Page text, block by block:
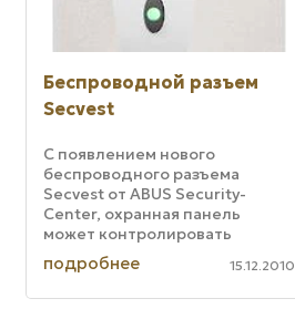
Беспроводной разъем
Secvest
С появлением нового
беспроводного разъема
Secvest от ABUS Security-
Center, охранная панель
может контролировать
бытовые электроприборы.
Лампы и другие устройства
подробнее 15.12.2010